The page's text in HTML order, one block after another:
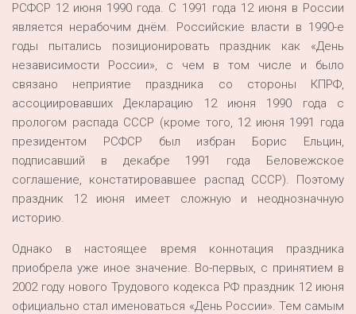
РСФСР 12 июня 1990 года. С 1991 года 12 июня в России
является нерабочим днём. Российские власти в 1990-е
годы пытались позиционировать праздник как «День
независимости России», с чем в том числе и было
связано неприятие праздника со стороны КПРФ,
ассоциировавших Декларацию 12 июня 1990 года с
прологом распада СССР (кроме того, 12 июня 1991 года
президентом РСФСР был избран Борис Ельцин,
подписавший в декабре 1991 года Беловежское
соглашение, констатировавшее распад СССР). Поэтому
праздник 12 июня имеет сложную и неоднозначную
историю.
Однако в настоящее время коннотация праздника
приобрела уже иное значение. Во-первых, с принятием в
2002 году нового Трудового кодекса РФ праздник 12 июня
официально стал именоваться «День России». Тем самым